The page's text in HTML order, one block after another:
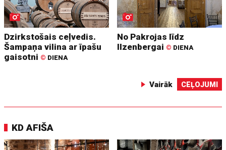
Dzirkstošais ceļvedis.
Šampaņa vilina ar īpašu
gaisotni © DIENA
No Pakrojas līdz
Ilzenbergai © DIENA
Vairāk CEĻOJUMI
KD AFIŠA